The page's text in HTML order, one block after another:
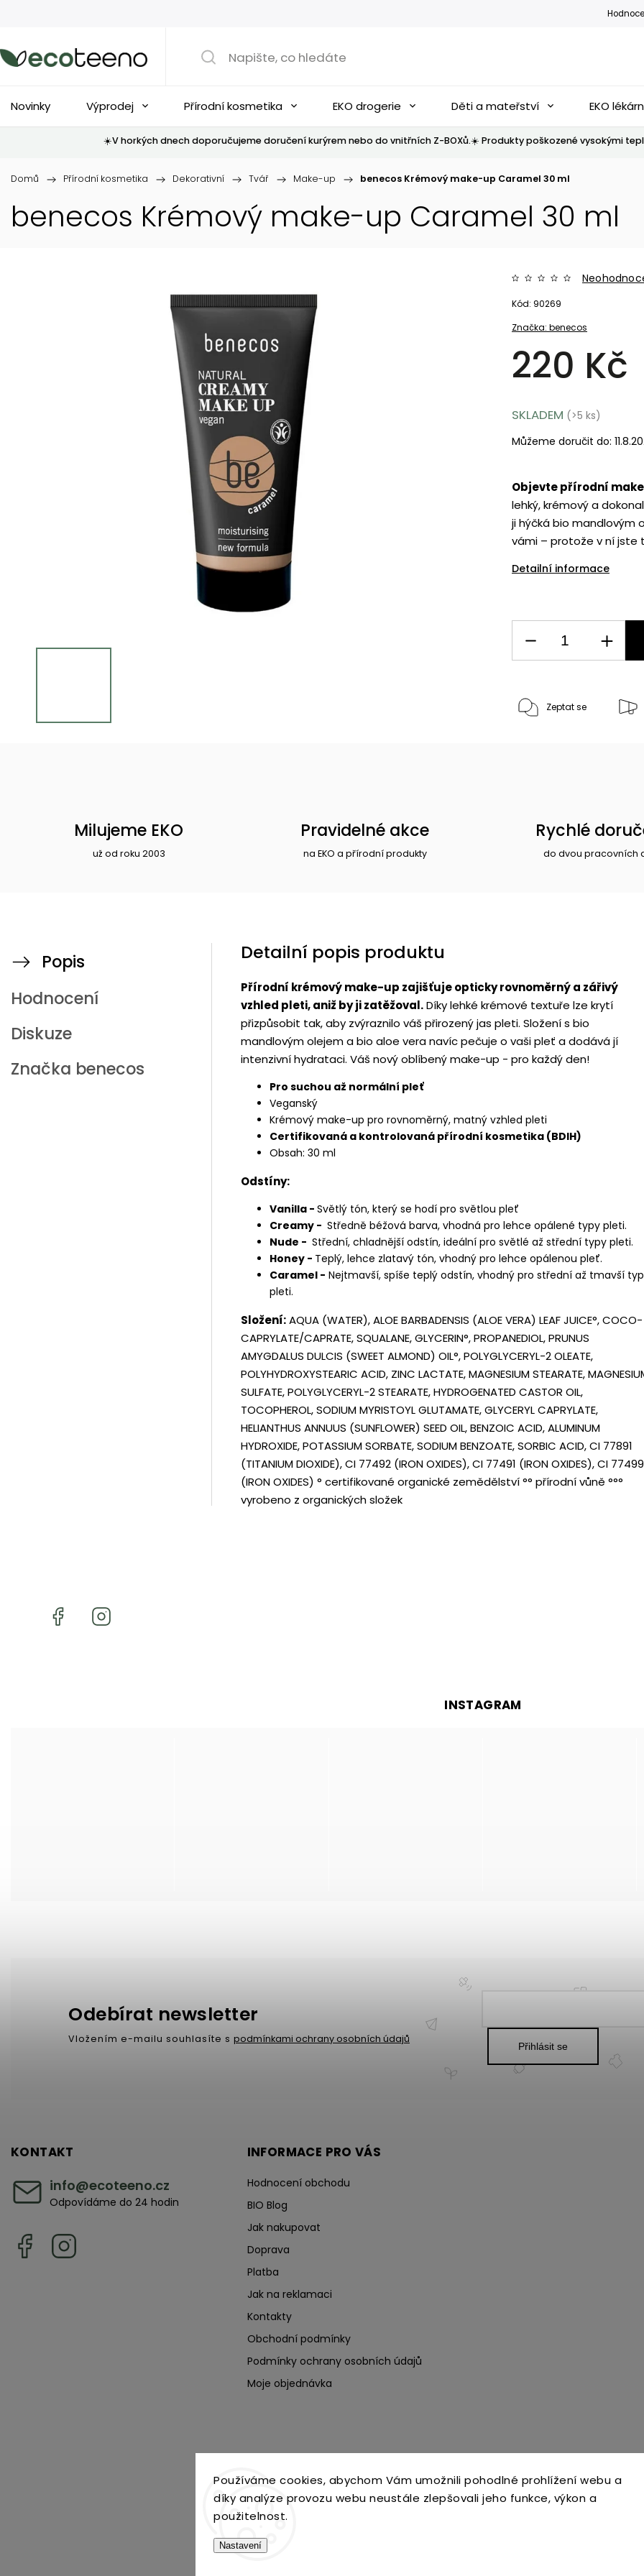
Používáme cookies, abychom Vám umožnili pohodlné prohlížení webu a
díky analýze provozu webu neustále zlepšovali jeho funkce, výkon a
použitelnost.
Nastavení
Novinky Výprodej Přírodní kosmetika EKO drogerie Děti a mateřství EKO
☀️V horkých dnech doporučujeme doručení kurýrem nebo do vnitřních Z-BOXů.☀️ Produkty poškozené vysokými
Domů / Přírodní kosmetika / Dekorativní / Tvář / Make-up / benecos Krémový make-up Caramel 30 ml
benecos Krémový make-up Caramel 30 ml
Značka:benecos
220 Kč
Kód: 90269
Objevte přírodní
lehký, krémový a
ji hýčká bio mandlovým
vámi – protože v ní jste
Detailní informace
SKLADEM (>5 ks)
Můžeme doručit do:
Zeptat se
Milujeme EKO
už od roku 2003
Pravidelné akce
na EKO a přírodní produkty
Rychlé
do dvou pracovních
Popis
Hodnocení
Diskuze
Značka benecos
Detailní popis produktu
Přírodní krémový make-up zajišťuje opticky rovnoměrný a zářivý
vzhled pleti, aniž by ji zatěžoval.Díky lehké krémové textuře lze krytí
přizpůsobit tak, aby zvýraznilo váš přirozený jas pleti. Složení s bio
mandlovým olejem a bio aloe vera navíc pečuje o vaši pleť a dodává jí
intenzivní hydrataci. Váš nový oblíbený make-up - pro každý den!
Pro suchou až normální pleť
Veganský
Krémový make-up pro rovnoměrný, matný vzhled pleti
Certifikovaná a kontrolovaná přírodní kosmetika (BDIH)
Obsah: 30 ml
Odstíny:
Vanilla - Světlý tón, který se hodí pro světlou pleť
Creamy - Středně béžová barva, vhodná pro lehce opálené typy pleti.
Nude - Střední, chladnější odstín, ideální pro světlé až střední typy pleti.
Honey - Teplý, lehce zlatavý tón, vhodný pro lehce opálenou pleť.
Caramel - Nejtmavší, spíše teplý odstín, vhodný pro střední až tmavší
pleti.
Složení:AQUA (WATER), ALOE BARBADENSIS (ALOE VERA) LEAF JUICE°, COCO-
CAPRYLATE/CAPRATE, SQUALANE, GLYCERIN°, PROPANEDIOL, PRUNUS
AMYGDALUS DULCIS (SWEET ALMOND) OIL°, POLYGLYCERYL-2 OLEATE,
POLYHYDROXYSTEARIC ACID, ZINC LACTATE, MAGNESIUM STEARATE,
SULFATE, POLYGLYCERYL-2 STEARATE, HYDROGENATED CASTOR OIL,
TOCOPHEROL, SODIUM MYRISTOYL GLUTAMATE, GLYCERYL CAPRYLATE,
HELIANTHUS ANNUUS (SUNFLOWER) SEED OIL, BENZOIC ACID, ALUMINUM
HYDROXIDE, POTASSIUM SORBATE, SODIUM BENZOATE, SORBIC ACID, CI 77891
(TITANIUM DIOXIDE), CI 77492 (IRON OXIDES), CI 77491 (IRON OXIDES), CI 77499
(IRON OXIDES) ° certifikované organické zemědělství °° přírodní vůně °°°
vyrobeno z organických složek
INSTAGRAM
KONTAKT
info@ecoteeno.cz
Odpovídáme do 24 hodin
Odebírat newsletter
Vložením e-mailu souhlasíte s podmínkami ochrany osobních údajů
Přihlásit se
INFORMACE PRO VÁS
Hodnocení obchodu
BIO Blog
Jak nakupovat
Doprava
Platba
Jak na reklamaci
Kontakty
Obchodní podmínky
Podmínky ochrany osobních údajů
Moje objednávka
Copyright 2026Ecoteeno. Všechna práva vyhrazena.
Upravit nastavení cookies